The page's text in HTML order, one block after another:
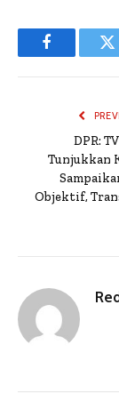
Facebook
DPR:
Tunjukkan
Objektif,